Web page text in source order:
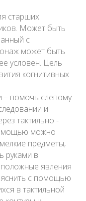
старших
Может быть
с
может быть
условен. Цель
когнитивных
– помочь слепому
и
тактильно -
можно
предметы,
руками в
явления
с помощью
в тактильной